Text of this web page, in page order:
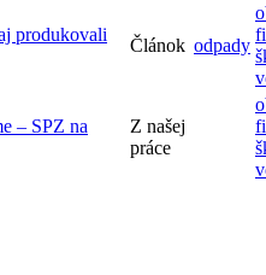
produkovali
Článok odpady
– SPZ na
Z našej
práce